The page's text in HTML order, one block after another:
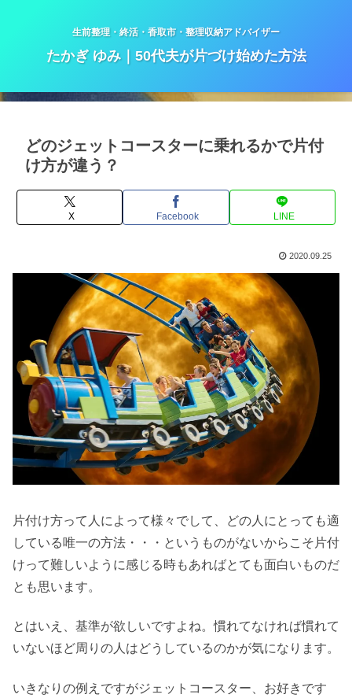
生前整理・終活・香取市・整理収納アドバイザー
たかぎ ゆみ｜50代夫が片づけ始めた方法
どのジェットコースターに乗れるかで片付
け方が違う？
X Facebook LINE
2020.09.25
片付け方って人によって様々でして、どの人にとっても適
している唯一の方法・・・というものがないからこそ片付
けって難しいように感じる時もあればとても面白いものだ
とも思います。
とはいえ、基準が欲しいですよね。慣れてなければ慣れて
いないほど周りの人はどうしているのかが気になります。
いきなりの例えですがジェットコースター、お好きです